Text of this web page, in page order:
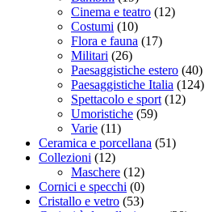
Cinema e teatro (12)
Costumi (10)
Flora e fauna (17)
Militari (26)
Paesaggistiche estero (40)
Paesaggistiche Italia (124)
Spettacolo e sport (12)
Umoristiche (59)
Varie (11)
Ceramica e porcellana (51)
Collezioni (12)
Maschere (12)
Cornici e specchi (0)
Cristallo e vetro (53)